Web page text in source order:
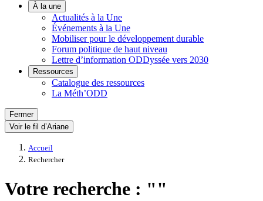
À la une
Actualités à la Une
Événements à la Une
Mobiliser pour le développement durable
Forum politique de haut niveau
Lettre d’information ODDyssée vers 2030
Ressources
Catalogue des ressources
La Méth’ODD
Fermer
Voir le fil d’Ariane
Accueil
Rechercher
Votre recherche : ""